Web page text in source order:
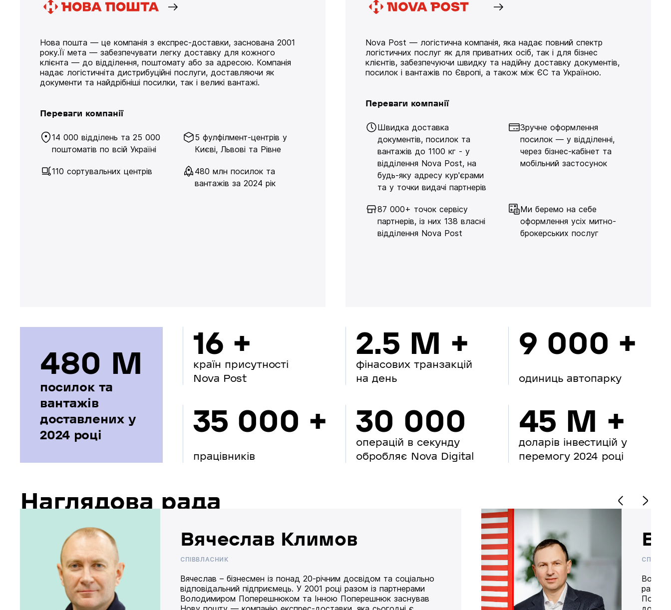
Нова пошта — це компанія з експрес-доставки, заснована 2001
року.Її мета — забезпечувати легку доставку для кожного
клієнта — до відділення, поштомату або за адресою. Компанія
надає логістичніта дистрибуційні послуги, доставляючи як
документи та найдрібніші посилки, так і великі вантажі.
Переваги компанії
14 000 відділень та 25 000
поштоматів по всій Україні
5 фулфілмент-центрів у
Києві, Львові та Рівне
110 сортувальних центрів
480 млн посилок та
вантажів за 2024 рік
Nova Post — логістична компанія, яка надає повний спектр
логістичних послуг як для приватних осіб, так і для бізнес
клієнтів, забезпечуючи швидку та надійну доставку документів,
посилок і вантажів по Європі, а також між ЄС та Україною.
Переваги компанії
Швидка доставка
документів, посилок та
вантажів до 1100 кг - у
відділення Nova Post, на
будь-яку адресу кур'єрами
та у точки видачі партнерів
Зручне оформлення
посилок — у відділенні,
через бізнес-кабінет та
мобільний застосунок
87 000+ точок сервісу
партнерів, із них 138 власні
відділення Nova Post
Ми беремо на себе
оформлення усіх митно-
брокерських послуг
480 М
посилок та
вантажів
доставлених у
2024 році
16 +
країн присутності
Nova Post
35 000 +
працівників
2.5 M +
фінасових транзакцій
на день
30 000
операцій в секунду
обробляє Nova Digital
9 000 +
одиниць автопарку
45 M +
доларів інвестицій у
перемогу 2024 році
Наглядова рада
Вячеслав Климов
СПІВВЛАСНИК
Вячеслав – бізнесмен із понад 20-річним досвідом та соціально
відповідальний підприємець. У 2001 році разом із партнерами
Володимиром Поперешнюком та Інною Поперешнюк заснував
разом